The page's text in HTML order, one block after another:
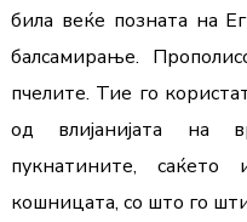
била веќе позната на
балсамирање.
пчелите. Тие го
од влијанијата на
пукнатините,
кошницата, со што го